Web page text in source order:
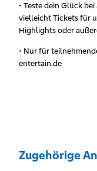
• Teste dein Glück
vielleicht Tickets für
Highlights oder
• Nur für
entertain.de
Zugehörige